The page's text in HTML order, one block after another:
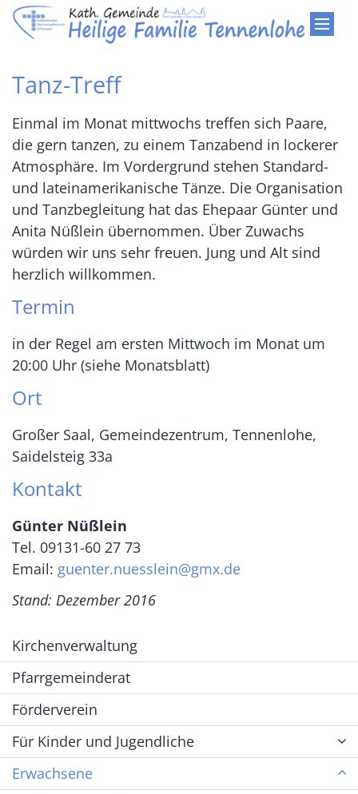
Zum Inhalt springen
Tanz-Treff
Einmal im Monat mittwochs treffen sich Paare,
die gern tanzen, zu einem Tanzabend in lockerer
Atmosphäre. Im Vordergrund stehen Standard-
und lateinamerikanische Tänze. Die Organisation
und Tanzbegleitung hat das Ehepaar Günter und
Anita Nüßlein übernommen. Über Zuwachs
würden wir uns sehr freuen. Jung und Alt sind
herzlich willkommen.
Termin
in der Regel am ersten Mittwoch im Monat um
20:00 Uhr (siehe Monatsblatt)
Ort
Großer Saal, Gemeindezentrum, Tennenlohe,
Saidelsteig 33a
Kontakt
Günter Nüßlein
Tel. 09131-60 27 73
Email: guenter.nuesslein@gmx.de
Stand: Dezember 2016
Kirchenverwaltung
Pfarrgemeinderat
Förderverein
Für Kinder und Jugendliche
Erwachsene